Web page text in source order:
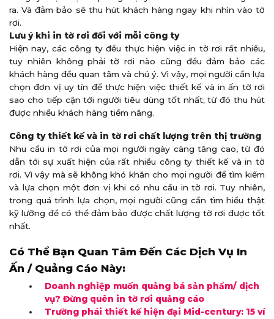
ra. Và đảm bảo sẽ thu hút khách hàng ngay khi nhìn vào tờ
rơi.
Lưu ý khi in tờ rơi đối với mỗi công ty
Hiện nay, các công ty đều thực hiện việc in tờ rơi rất nhiều,
tuy nhiên không phải tờ rơi nào cũng đều đảm bảo các
khách hàng đều quan tâm và chú ý. Vì vậy, mọi người cần lựa
chọn đơn vị uy tín để thực hiện việc thiết kế và in ấn tờ rơi
sao cho tiếp cận tới người tiêu dùng tốt nhất; từ đó thu hút
được nhiều khách hàng tiềm năng.
Công ty thiết kế và in tờ rơi chất lượng trên thị trường
Nhu cầu in tờ rơi của mọi người ngày càng tăng cao, từ đó
dẫn tới sự xuất hiện của rất nhiều công ty thiết kế và in tờ
rơi. Vì vậy mà sẽ không khó khăn cho mọi người để tìm kiếm
và lựa chọn một đơn vị khi có nhu cầu in tờ rơi. Tuy nhiên,
trong quá trình lựa chọn, mọi người cũng cần tìm hiểu thật
kỹ lưỡng để có thể đảm bảo được chất lượng tờ rơi được tốt
nhất.
Có Thể Bạn Quan Tâm Đến Các Dịch Vụ In
Ấn / Quảng Cáo Này:
Doanh nghiệp muốn quảng bá sản phẩm/ dịch
vụ? Đừng quên in tờ rơi quảng cáo
Trường phái thiết kế hiện đại Mid-century: 15 ví